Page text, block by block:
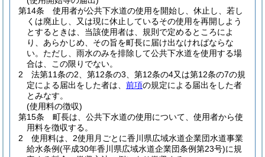
第14条
使用者が公共下水道の使用を開始し、休止し、若し
くは廃止し、又は現に休止しているその使用を再開しよう
とするときは、当該使用者は、規則で定めるところによ
り、あらかじめ、その旨を町長に届け出なければならな
い。 ただし、雨水のみを排除して公共下水道を使用する場
合は、この限りでない。
2
法第11条の2、第12条の3、第12条の4又は第12条の7の規
定による届出をした者は、 前項の規定による届出をした者
とみなす。
(使用料の徴収)
第15条
町長は、公共下水道の使用について、使用者から使
用料を徴収する。
2
使用料は、2使用月ごとに香川県広域水道企業団水道事業
給水条例(平成30年香川県広域水道企業団条例第23号)に規